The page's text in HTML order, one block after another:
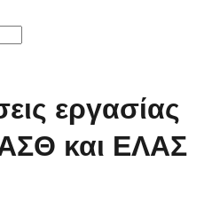
εργασίας
και ΕΛΑΣ